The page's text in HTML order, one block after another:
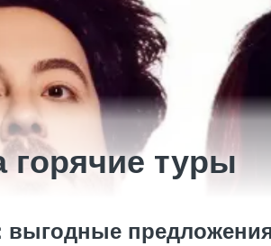
горячие туры
выгодные